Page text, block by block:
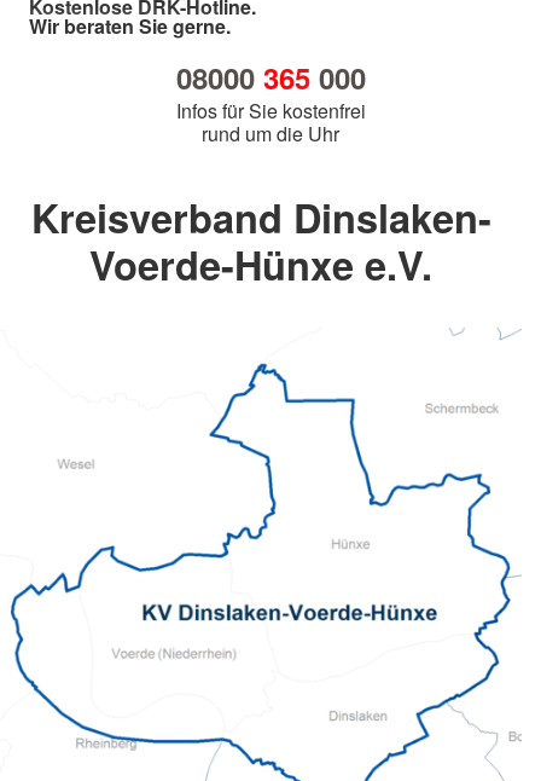
Kostenlose DRK-Hotline.
Wir beraten Sie gerne.
08000 365000
Infos für Sie kostenfrei
rund um die Uhr
Kreisverband Dinslaken-
Voerde-Hünxe e.V.